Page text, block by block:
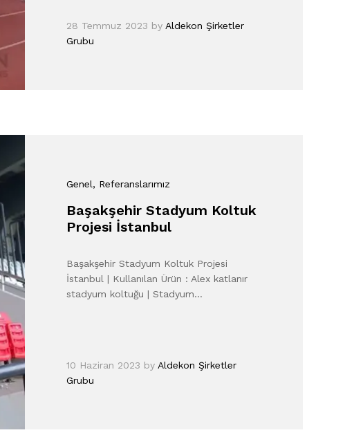
28 Temmuz 2023 by Aldekon Şirketler
Grubu
Genel, Referanslarımız
Başakşehir Stadyum Koltuk
Projesi İstanbul
Başakşehir Stadyum Koltuk Projesi
İstanbul | Kullanılan Ürün : Alex katlanır
stadyum koltuğu | Stadyum…
10 Haziran 2023 byAldekon Şirketler
Grubu